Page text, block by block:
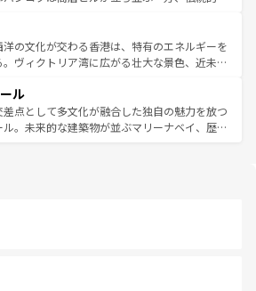
やバインミー、ベトナムコーヒーなどは、ぜ
わいたい。どの地域を訪れてもあたたかい人々
迎えてくれるので、きっと忘れられない旅にな
い。
している。北部ではチェンマイなどの山岳地
触れ合い、南部ではプーケットやクラビの美し
リゾート気分を楽しむことができる。タイ料理
は一年中温暖で、どの季節にも異なる楽しみ
る。親しみやすいタイの人々、仏教を中心とし
して多様な観光資源が、訪れる旅人を魅了し続
洋の文化が交わる香港は、特有のエネルギーを
。ヴィクトリア湾に広がる壮大な景色、近未来
れても感動するはず。観光スポットが密集し
率よく見どころを回れるのも魅力。息をのむよ
ら文化的な体験まで、香港を存分に楽しみ尽く
ル
差点として多文化が融合した独自の魅力を放つ
ル。未来的な建築物が並ぶマリーナベイ、歴史
ズは地元の風情を楽しめる外せないスポット